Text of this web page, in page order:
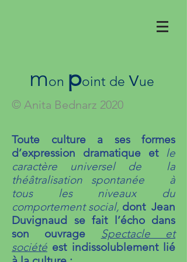
mon point de vue
© Anita Bednarz 2020
Toute culture a ses formes
d’expression dramatique et le
caractère universel de la
théâtralisation spontanée à
tous les niveaux du
comportement social, dont Jean
Duvignaud se fait l’écho dans
son ouvrage Spectacle et
société est indissolublement lié